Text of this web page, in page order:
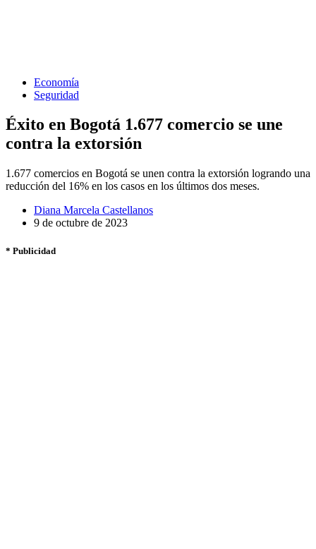
Economía
Seguridad
Éxito en Bogotá 1.677 comercio se une
contra la extorsión
1.677 comercios en Bogotá se unen contra la extorsión logrando una
reducción del 16% en los casos en los últimos dos meses.
Diana Marcela Castellanos
9 de octubre de 2023
* Publicidad